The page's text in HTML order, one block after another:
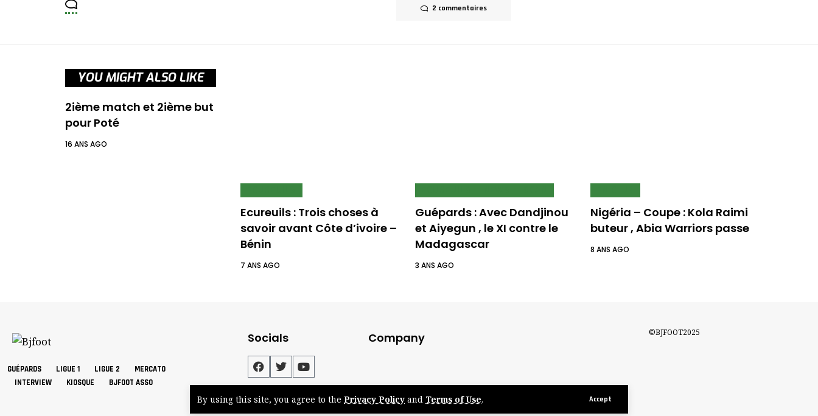
By using this site, you agree to the Privacy Policy and Terms of Use. Accept
2 commentaires
YOU MIGHT ALSO LIKE
2ième match et 2ième but
pour Poté
16 ANS AGO
Ecureuils : Trois choses à
savoir avant Côte d’ivoire –
Bénin
7 ANS AGO
Guépards : Avec Dandjinou
et Aiyegun , le XI contre le
Madagascar
3 ANS AGO
Nigéria – Coupe : Kola Raimi
buteur , Abia Warriors passe
8 ANS AGO
GUÉPARDS LIGUE 1 LIGUE 2
MERCATO
INTERVIEW
KIOSQUE BJFOOT ASSO
Socials Company ©BJFOOT2025